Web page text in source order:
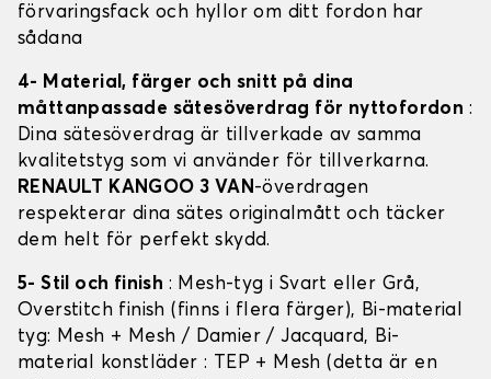
förvaringsfack och hyllor om ditt fordon har
sådana
4- Material, färger och snitt på dina
måttanpassade sätesöverdrag för nyttofordon :
Dina sätesöverdrag är tillverkade av samma
kvalitetstyg som vi använder för tillverkarna.
RENAULT KANGOO 3 VAN-överdragen
respekterar dina sätes originalmått och täcker
dem helt för perfekt skydd.
5- Stil och finish : Mesh-tyg i Svart eller Grå,
Overstitch finish (finns i flera färger), Bi-material
tyg: Mesh + Mesh / Damier / Jacquard, Bi-
material konstläder : TEP + Mesh (detta är en